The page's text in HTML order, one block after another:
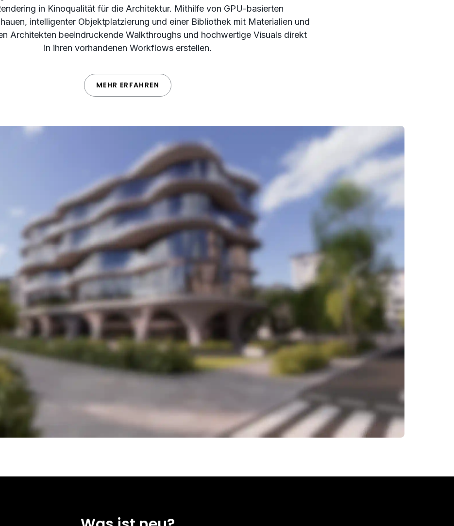
in Kinoqualität für die Architektur. Mithilfe von GPU-basierten
intelligenter Objektplatzierung und einer Bibliothek mit Materialien und
Architekten beeindruckende Walkthroughs und hochwertige Visuals direkt
in ihren vorhandenen Workflows erstellen.
MEHR ERFAHREN